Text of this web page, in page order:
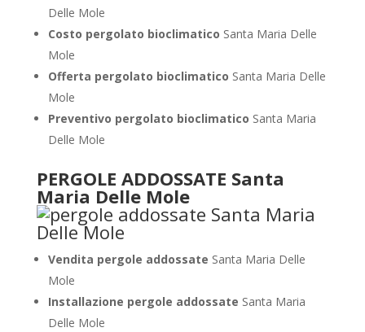
Delle Mole
Costo pergolato bioclimatico Santa Maria Delle
Mole
Offerta pergolato bioclimatico Santa Maria Delle
Mole
Preventivo pergolato bioclimatico Santa Maria
Delle Mole
PERGOLE ADDOSSATE Santa
Maria Delle Mole
Vendita pergole addossate Santa Maria Delle
Mole
Installazione pergole addossate Santa Maria
Delle Mole